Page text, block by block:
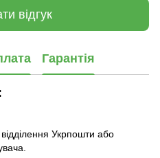
відгук
Гарантія
Укрпошти або